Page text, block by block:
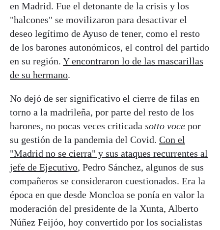
en Madrid. Fue el detonante de la crisis y los
"halcones" se movilizaron para desactivar el
deseo legítimo de Ayuso de tener, como el resto
de los barones autonómicos, el control del partido
en su región. Y encontraron lo de las mascarillas
de su hermano.
No dejó de ser significativo el cierre de filas en
torno a la madrileña, por parte del resto de los
barones, no pocas veces criticada sotto voce por
su gestión de la pandemia del Covid. Con el
"Madrid no se cierra" y sus ataques recurrentes al
jefe de Ejecutivo, Pedro Sánchez, algunos de sus
compañeros se consideraron cuestionados. Era la
época en que desde Moncloa se ponía en valor la
moderación del presidente de la Xunta, Alberto
Núñez Feijóo, hoy convertido por los socialistas